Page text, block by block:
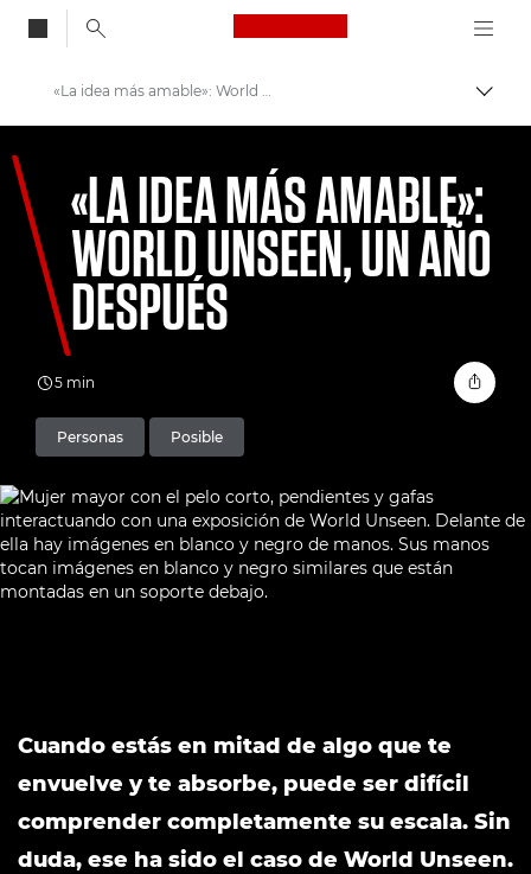
Canon Logo, back
Te damos la bienvenida a VIEW
«La idea más amable»: World Unseen, un año después
«LA IDEA MÁS AMABLE»:
WORLD UNSEEN, UN AÑO
DESPUÉS
5 min
Personas Posible
Cuando estás en mitad de algo que te
envuelve y te absorbe, puede ser difícil
comprender completamente su escala. Sin
duda, ese ha sido el caso de World Unseen.